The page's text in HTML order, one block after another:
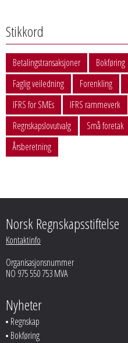
Stikkord
Betalingstransaksjoner Bokføring
Faglig veiledning
Forenkling
IFRS for SMEs
IFRS rammeverk
Regnskapslovutvalg
Små foretak
Årsberetning
Norsk Regnskapsstiftelse
Kontaktinfo
Organisasjonsnummer
NO 975 550 753 MVA
Nyheter
Regnskap
Bokføring